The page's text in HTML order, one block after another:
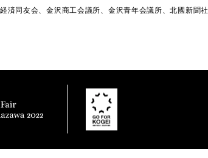
済同友会、金沢商工会議所、金沢青年会議所、北國新聞社